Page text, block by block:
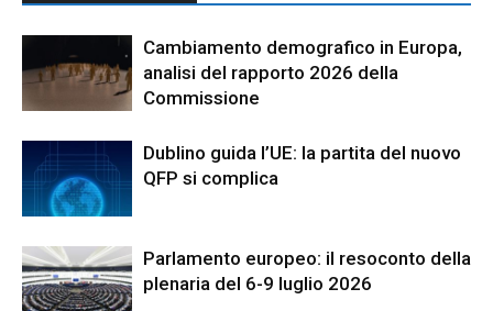
Cambiamento demografico in Europa,
analisi del rapporto 2026 della
Commissione
Dublino guida l’UE: la partita del nuovo
QFP si complica
Parlamento europeo: il resoconto della
plenaria del 6-9 luglio 2026